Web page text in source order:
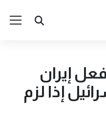
إيران
إذا لزم